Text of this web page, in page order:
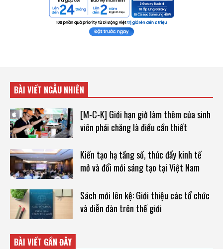
BÀI VIẾT NGẪU NHIÊN
[M-C-K] Giới hạn giờ làm thêm của sinh
viên phải chăng là điều cần thiết
Kiến tạo hạ tầng số, thúc đẩy kinh tế
mở và đổi mới sáng tạo tại Việt Nam
Sách mới lên kệ: Giới thiệu các tổ chức
và diễn đàn trên thế giới
BÀI VIẾT GẦN ĐÂY